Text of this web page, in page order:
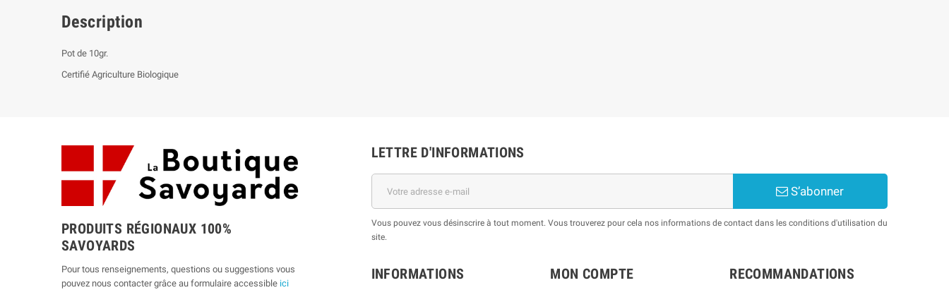
Description
Pot de 10gr.
Certifié Agriculture Biologique
PRODUITS RÉGIONAUX 100%
SAVOYARDS
Pour tous renseignements, questions ou suggestions vous
pouvez nous contacter grâce au formulaire accessible ici
LETTRE D'INFORMATIONS
S’abonner
Vous pouvez vous désinscrire à tout moment. Vous trouverez pour cela nos informations de contact dans les conditions d'utilisation du
site.
INFORMATIONS MON COMPTE RECOMMANDATIONS